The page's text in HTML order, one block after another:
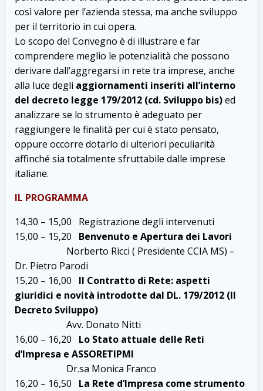
così valore per l’azienda stessa, ma anche sviluppo
per il territorio in cui opera.
Lo scopo del Convegno è di illustrare e far
comprendere meglio le potenzialità che possono
derivare dall’aggregarsi in rete tra imprese, anche
alla luce degli aggiornamenti inseriti all’interno
del decreto legge 179/2012 (cd. Sviluppo bis)ed
analizzare se lo strumento è adeguato per
raggiungere le finalità per cui è stato pensato,
oppure occorre dotarlo di ulteriori peculiarità
affinché sia totalmente sfruttabile dalle imprese
italiane.
IL PROGRAMMA
14,30 – 15,00 Registrazione degli intervenuti
15,00 – 15,20 Benvenuto e Apertura dei Lavori
Norberto Ricci ( Presidente CCIA MS) –
Dr. Pietro Parodi
15,20 – 16,00
Il Contratto di Rete: aspetti
giuridici e novità introdotte dal DL. 179/2012 (II
Decreto Sviluppo)
Avv. Donato Nitti
16,00 – 16,20 Lo Stato attuale delle Reti
d’Impresa e ASSORETIPMI
Dr.sa Monica Franco
16,20 – 16,50 La Rete d’Impresa come strumento